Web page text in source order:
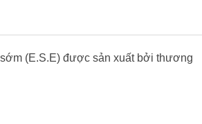
(E.S.E) được sản xuất bởi thương